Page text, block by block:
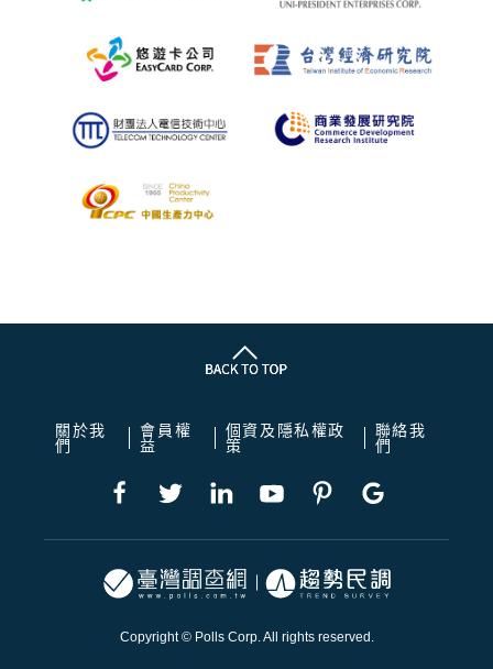
關於我
們
會員權
益
個資及隱私權政
策
聯絡我
們
Copyright © Polls Corp. All rights reserved.